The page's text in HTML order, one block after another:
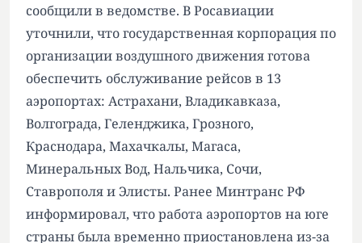
сообщили в ведомстве. В Росавиации
уточнили, что государственная корпорация по
организации воздушного движения готова
обеспечить обслуживание рейсов в 13
аэропортах: Астрахани, Владикавказа,
Волгограда, Геленджика, Грозного,
Краснодара, Махачкалы, Магаса,
Минеральных Вод, Нальчика, Сочи,
Ставрополя и Элисты. Ранее Минтранс РФ
информировал, что работа аэропортов на юге
страны была временно приостановлена из-за